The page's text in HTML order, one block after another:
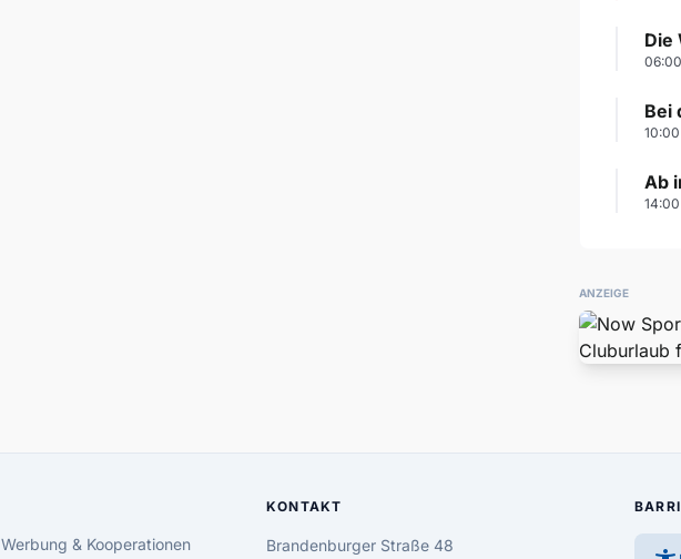
Die
Bei
Ab
ANZEIGE
& Kooperationen
KONTAKT
Brandenburger Straße 48